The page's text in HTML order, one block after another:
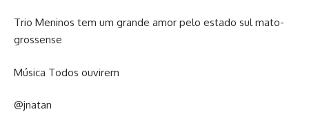
Trio Meninos tem um grande amor pelo estado sul mato-
grossense
Música Todos ouvirem
@jnatan